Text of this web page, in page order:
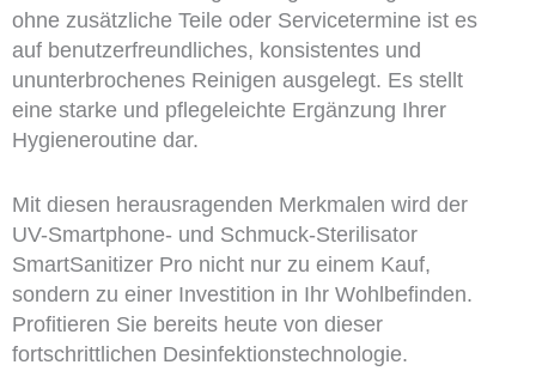
ohne zusätzliche Teile oder Servicetermine ist es
auf benutzerfreundliches, konsistentes und
ununterbrochenes Reinigen ausgelegt. Es stellt
eine starke und pflegeleichte Ergänzung Ihrer
Hygieneroutine dar.
Mit diesen herausragenden Merkmalen wird der
UV-Smartphone- und Schmuck-Sterilisator
SmartSanitizer Pro nicht nur zu einem Kauf,
sondern zu einer Investition in Ihr Wohlbefinden.
Profitieren Sie bereits heute von dieser
fortschrittlichen Desinfektionstechnologie.